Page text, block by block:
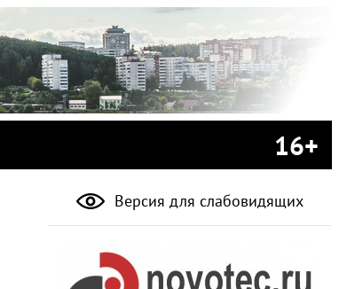
16+
Версия для слабовидящих